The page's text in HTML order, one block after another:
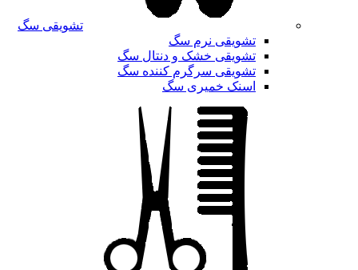
تشویقی سگ
تشویقی نرم سگ
تشویقی خشک و دنتال سگ
تشویقی سرگرم کننده سگ
اسنک خمیری سگ